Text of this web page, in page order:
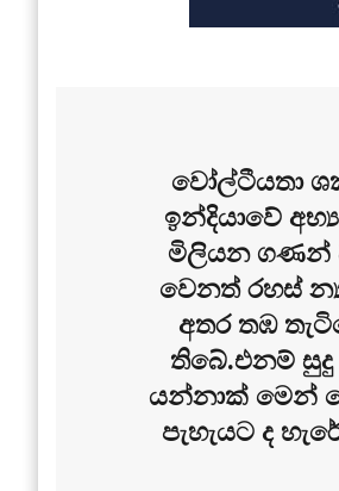
වෝල්ටීයතා
ඉන්දියාවේ
මිලියන ගණන්
වෙනත් රහස්
අතර තඹ
තිබේ.එනම් සුදු
යන්නාක් මෙන්
පැහැයට ද